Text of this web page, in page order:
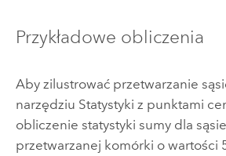
Przykładowe obliczenia
Aby zilustrować przetwarzanie
narzędziu Statystyki z punktami
obliczenie statystyki sumy dla
przetwarzanej komórki o wartości